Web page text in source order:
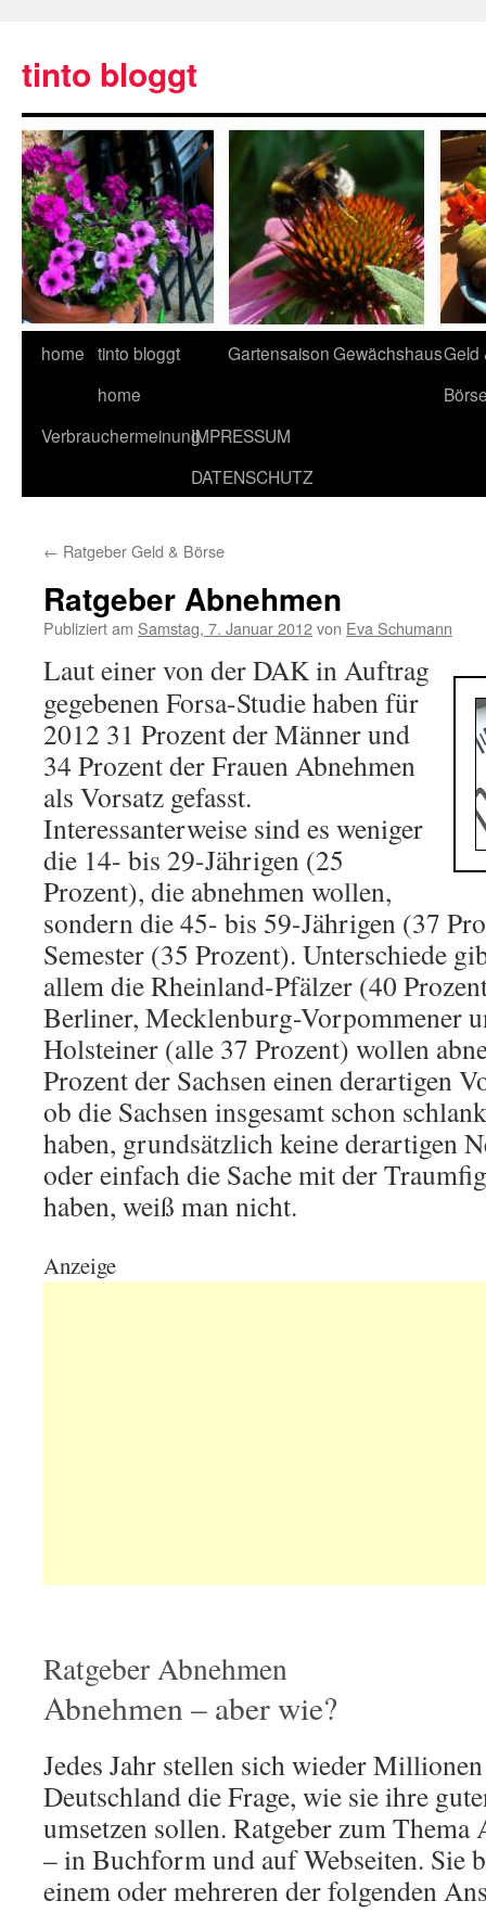
tinto bloggt
home tinto bloggt
home
GartensaisonGewächshausGeld
VerbrauchermeinungIMPRESSUM
DATENSCHUTZ
← Ratgeber Geld & Börse
Ratgeber Abnehmen
Publiziert am Samstag, 7. Januar 2012von Eva Schumann
Laut einer von der DAK in Auftrag
gegebenen Forsa-Studie haben für
2012 31 Prozent der Männer und
34 Prozent der Frauen Abnehmen
als Vorsatz gefasst.
Interessanterweise sind es weniger
die 14- bis 29-Jährigen (25
Prozent), die abnehmen wollen,
sondern die 45- bis 59-Jährigen (37
Semester (35 Prozent). Unterschiede
allem die Rheinland-Pfälzer (40
Berliner, Mecklenburg-Vorpommener
Holsteiner (alle 37 Prozent) wollen
Prozent der Sachsen einen derartigen
ob die Sachsen insgesamt schon
haben, grundsätzlich keine derartigen
oder einfach die Sache mit der
haben, weiß man nicht.
Anzeige
Ratgeber Abnehmen
Abnehmen – aber wie?
Jedes Jahr stellen sich wieder
Deutschland die Frage, wie sie ihre
umsetzen sollen. Ratgeber zum Thema
– in Buchform und auf Webseiten. Sie
einem oder mehreren der folgenden